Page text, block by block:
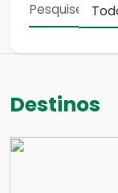
Destinos